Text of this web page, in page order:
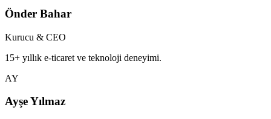
Önder Bahar
Kurucu & CEO
15+ yıllık e-ticaret ve teknoloji deneyimi.
AY
Ayşe Yılmaz